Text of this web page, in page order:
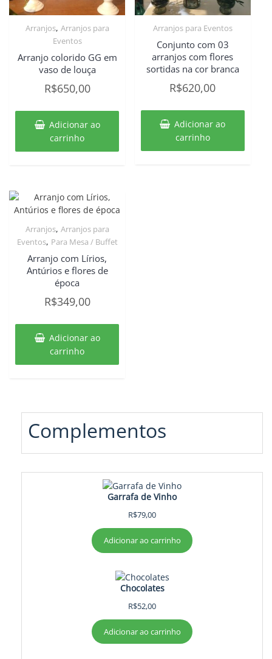
Arranjos, Arranjos para
Eventos
Arranjo colorido GG em
vaso de louça
R$650,00
Adicionar ao
carrinho
Arranjos para Eventos
Conjunto com 03
arranjos com flores
sortidas na cor branca
R$620,00
Adicionar ao
carrinho
Arranjos, Arranjos para
Eventos, Para Mesa / Buffet
Arranjo com Lírios,
Antúrios e flores de
época
R$349,00
Adicionar ao
carrinho
Complementos
Garrafa de Vinho
R$79,00
Adicionar ao carrinho
Chocolates
R$52,00
Adicionar ao carrinho